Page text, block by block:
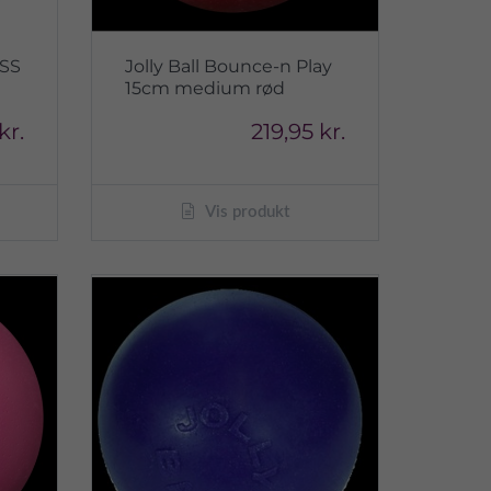
Jolly Ball Bounce-n Play
15cm medium rød
219,95 kr.
Vis produkt